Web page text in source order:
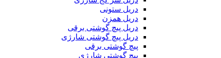
دریل ستونی
دریل همزن
دریل پیچ گوشتی برقی
دریل پیچ گوشتی شارژی
پیچ گوشتی برقی
پیچ گوشتی شارژی